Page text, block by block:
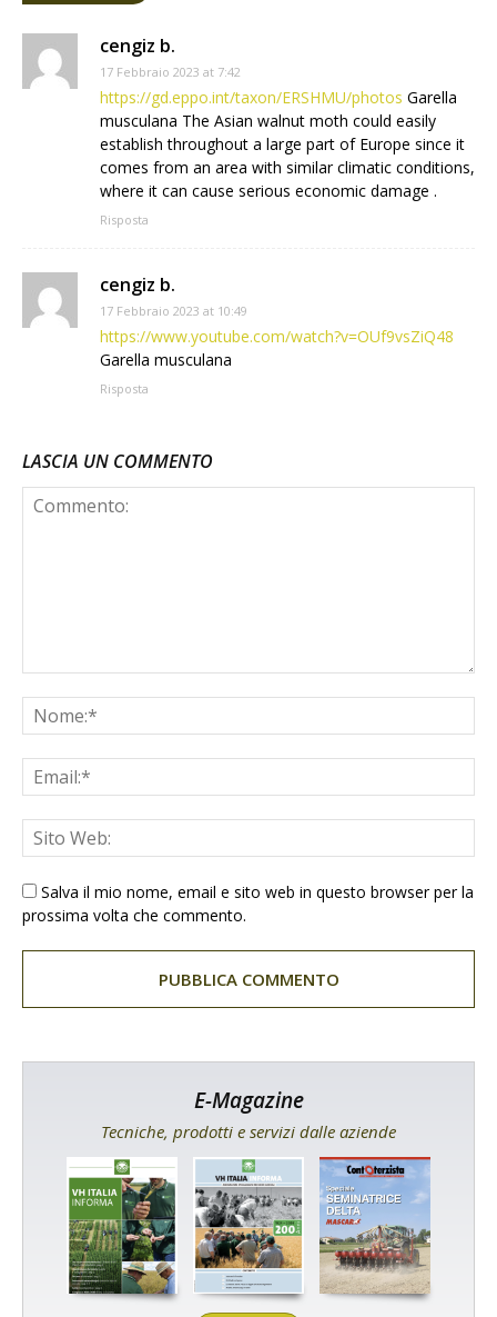
cengiz b.
17 Febbraio 2023 at 7:42
https://gd.eppo.int/taxon/ERSHMU/photos Garella
musculana The Asian walnut moth could easily
establish throughout a large part of Europe since it
comes from an area with similar climatic conditions,
where it can cause serious economic damage .
Risposta
cengiz b.
17 Febbraio 2023 at 10:49
https://www.youtube.com/watch?v=OUf9vsZiQ48
Garella musculana
Risposta
LASCIA UN COMMENTO
Salva il mio nome, email e sito web in questo browser per la
prossima volta che commento.
E-Magazine
Tecniche, prodotti e servizi dalle aziende